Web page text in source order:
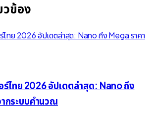
วข้อง
ร์ไทย 2026 อัปเดตล่าสุด: Nano ถึง
กระบบคำนวณ